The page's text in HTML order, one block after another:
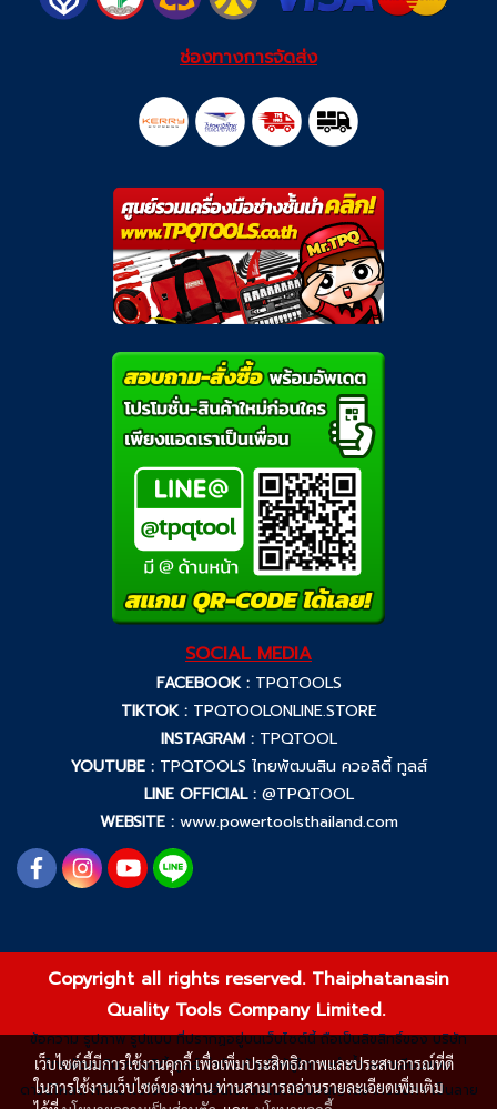
ช่องทางการจัดส่ง
SOCIAL MEDIA
FACEBOOK : TPQTOOLS
TIKTOK : TPQTOOLONLINE.STORE
INSTAGRAM : TPQTOOL
YOUTUBE : TPQTOOLS ไทยพัฒนสิน ควอลิตี้ ทูลส์
LINE OFFICIAL : @TPQTOOL
WEBSITE : www.powertoolsthailand.com
Copyright all rights reserved. Thaiphatanasin
Quality Tools Company Limited.
ข้อความ รูปภาพ รูปแบบ ที่ปรากฏอยู่บนเว็บไซต์นี้ ถือเป็นลิขสิทธิ์ของ บริษัท
ไทยพัฒนสิน ควอลิตี้ ทูลส์ จำกัด ห้ามมิให้ผู้ใดกระทำซ้ำ ลอกเลียนแบบ
ดาวน์โหลด หรือนำไปใช้ประโยชน์อื่นใดโดยไม่ได้รับอนุญาตจากบริษัทฯ เป็นลาย
เว็บไซต์นี้มีการใช้งานคุกกี้ เพื่อเพิ่มประสิทธิภาพและประสบการณ์ที่ดี
ในการใช้งานเว็บไซต์ของท่าน ท่านสามารถอ่านรายละเอียดเพิ่มเติม